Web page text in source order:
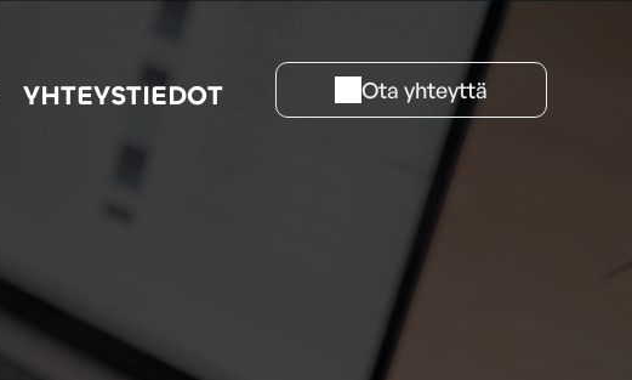
YHTEYSTIEDOT Ota yhteyttä
KONSULTOINTIPALVELU